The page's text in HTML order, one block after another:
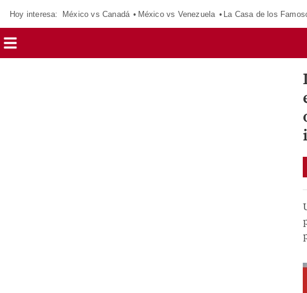
Hoy interesa: México vs Canadá México vs Venezuela La Casa de los